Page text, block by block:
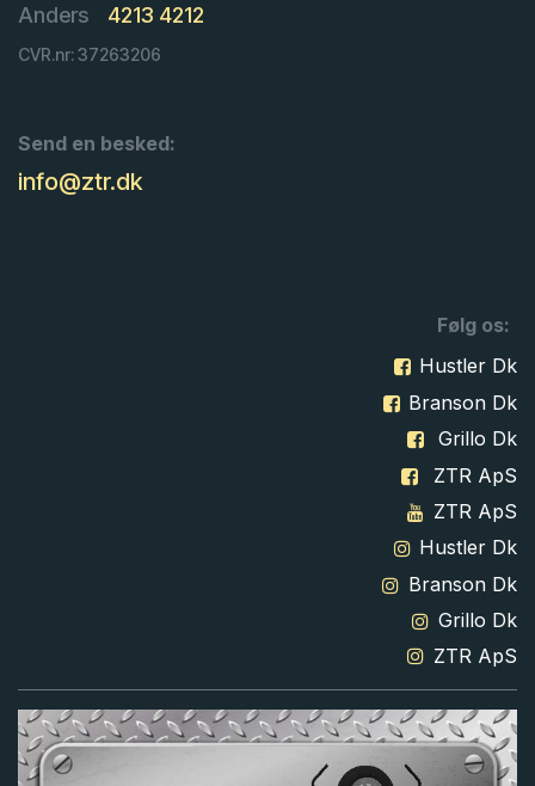
Anders
4213 4212
CVR.nr: 37263206
Send en besked:
info@ztr.dk
Følg os:
Hustler Dk
Branson Dk
Grillo Dk
ZTR ApS
ZTR ApS
Hustler Dk
Branson Dk
Grillo Dk
ZTR ApS